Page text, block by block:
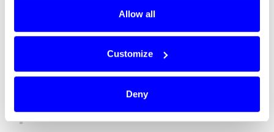
Allow all
Customize
Deny
Elton, eller VY som erbjuder bokning av hela
resan i samma app. Konsumenterna förväntar
Split Payment tillhandahåller
betalningslösningen för dessa, säger Daro
Navaratnam.